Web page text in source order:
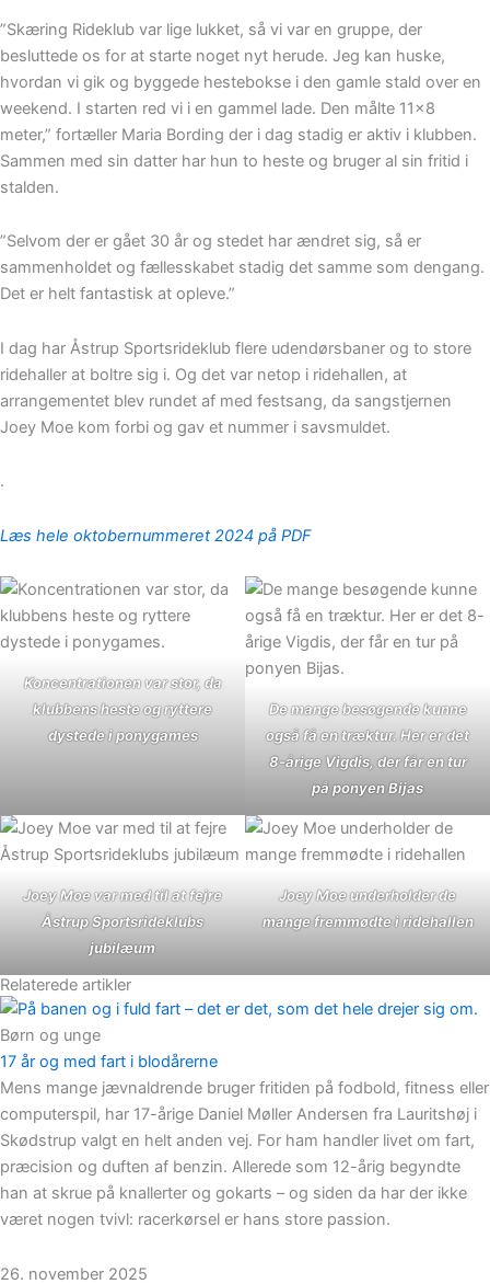
”Skæring Rideklub var lige lukket, så vi var en gruppe, der
besluttede os for at starte noget nyt herude. Jeg kan huske,
hvordan vi gik og byggede hestebokse i den gamle stald over en
weekend. I starten red vi i en gammel lade. Den målte 11×8
meter,” fortæller Maria Bording der i dag stadig er aktiv i klubben.
Sammen med sin datter har hun to heste og bruger al sin fritid i
stalden.
”Selvom der er gået 30 år og stedet har ændret sig, så er
sammenholdet og fællesskabet stadig det samme som dengang.
Det er helt fantastisk at opleve.”
I dag har Åstrup Sportsrideklub flere udendørsbaner og to store
ridehaller at boltre sig i. Og det var netop i ridehallen, at
arrangementet blev rundet af med festsang, da sangstjernen
Joey Moe kom forbi og gav et nummer i savsmuldet.
.
Læs hele oktobernummeret 2024 på PDF
Koncentrationen var stor, da
klubbens heste og ryttere
dystede i ponygames
De mange besøgende kunne
også få en træktur. Her er det
8-årige Vigdis, der får en tur
på ponyen Bijas
Joey Moe var med til at fejre
Åstrup Sportsrideklubs
jubilæum
Joey Moe underholder de
mange fremmødte i ridehallen
Relaterede artikler
Børn og unge
17 år og med fart i blodårerne
Mens mange jævnaldrende bruger fritiden på fodbold, fitness eller
computerspil, har 17-årige Daniel Møller Andersen fra Lauritshøj i
Skødstrup valgt en helt anden vej. For ham handler livet om fart,
præcision og duften af benzin. Allerede som 12-årig begyndte
han at skrue på knallerter og gokarts – og siden da har der ikke
været nogen tvivl: racerkørsel er hans store passion.
26. november 2025